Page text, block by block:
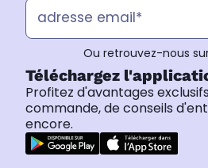
Ou retrouvez-nous
Téléchargez
Profitez d'avantages
commande, de conseils
encore.